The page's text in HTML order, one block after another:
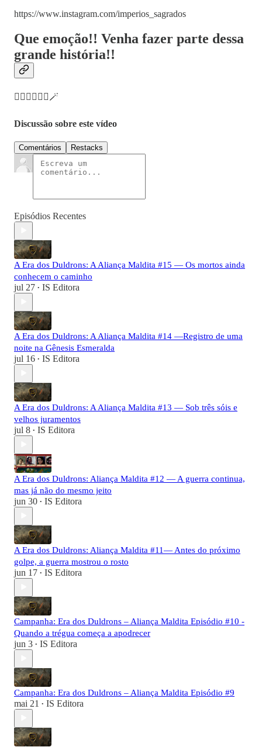
https://www.instagram.com/imperios_sagrados
Que emoção!! Venha fazer parte dessa
grande história!!
🧝🏽‍♂️🧙🏼‍♂️🪄
Discussão sobre este vídeo
Comentários Restacks
Episódios Recentes
A Era dos Duldrons: A Aliança Maldita #15 — Os mortos ainda
conhecem o caminho
jul 27 • IS Editora
A Era dos Duldrons: A Aliança Maldita #14 —Registro de uma
noite na Gênesis Esmeralda
jul 16 • IS Editora
A Era dos Duldrons: A Aliança Maldita #13 — Sob três sóis e
velhos juramentos
jul 8 • IS Editora
A Era dos Duldrons: Aliança Maldita #12 — A guerra continua,
mas já não do mesmo jeito
jun 30 • IS Editora
A Era dos Duldrons: Aliança Maldita #11— Antes do próximo
golpe, a guerra mostrou o rosto
jun 17 • IS Editora
Campanha: Era dos Duldrons – Aliança Maldita Episódio #10 -
Quando a trégua começa a apodrecer
jun 3 • IS Editora
Campanha: Era dos Duldrons – Aliança Maldita Episódio #9
mai 21 • IS Editora